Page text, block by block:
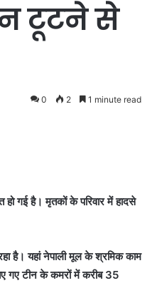
टूटने से
0 2 1 minute read
हो गई है। मृतकों के परिवार में हादसे
है। यहां नेपाली मूल के श्रमिक काम
गए टीन के कमरों में करीब 35